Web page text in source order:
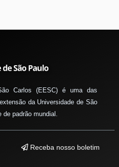
Carlos (EESC) é uma das
da Universidade de São
de padrão mundial.
Receba nosso boletim